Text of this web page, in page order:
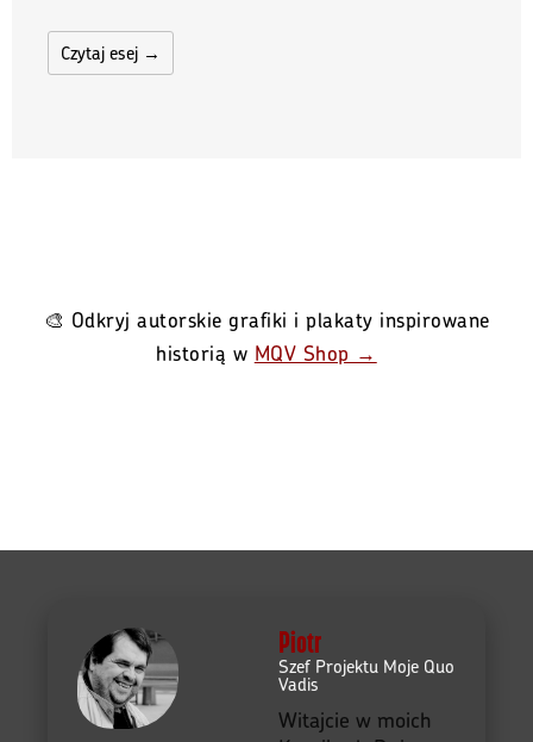
Czytaj esej →
🎨 Odkryj autorskie grafiki i plakaty inspirowane
historią w MQV Shop →